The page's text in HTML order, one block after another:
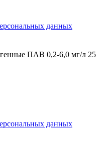
данных
ПАВ 0,2-6,0 мг/л 25
данных